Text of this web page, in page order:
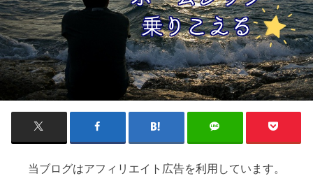
当ブログはアフィリエイト広告を利用しています。